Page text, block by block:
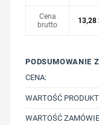
Cena
brutto
13,28
PODSUMOWANIE
CENA:
WARTOŚĆ
WARTOŚĆ